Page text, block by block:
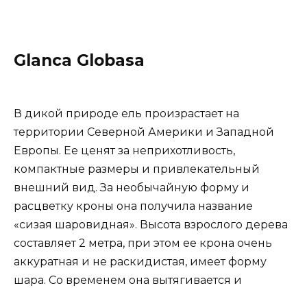
Glanca Globasa
В дикой природе ель произрастает на
территории Северной Америки и Западной
Европы. Ее ценят за неприхотливость,
компактные размеры и привлекательный
внешний вид. За необычайную форму и
расцветку кроны она получила название
«сизая шаровидная». Высота взрослого дерева
составляет 2 метра, при этом ее крона очень
аккуратная и не раскидистая, имеет форму
шара. Со временем она вытягивается и